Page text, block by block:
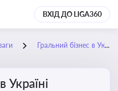
ВХІД ДО LIGA360
Гральний бізнес в Україні
Україні